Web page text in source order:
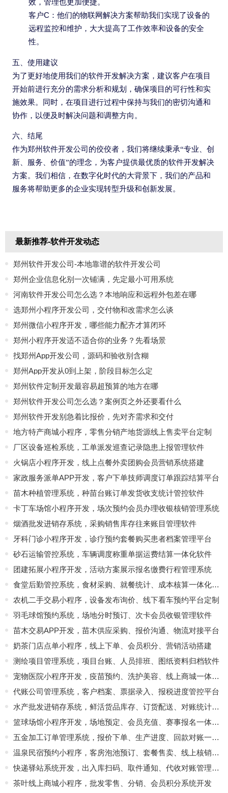
效，管理也更加便捷。
客户C：他们的物联网解决方案帮助我们实现了设备的
远程监控和维护，大大提高了工作效率和设备的安全
性。
五、使用建议
为了更好地使用我们的软件开发解决方案，建议客户在项目
开始前进行充分的需求分析和规划，确保项目的可行性和实
施效果。同时，在项目进行过程中保持与我们的密切沟通和
协作，以便及时解决问题和调整方向。
六、结尾
作为郑州软件开发公司的佼佼者，我们将继续秉承“专业、创
新、服务、价值”的理念，为客户提供最优质的软件开发解决
方案。我们相信，在数字化时代的大背景下，我们的产品和
服务将帮助更多的企业实现转型升级和创新发展。
最新推荐-软件开发动态
郑州软件开发公司-本地靠谱的软件开发公司
郑州企业信息化别一次铺满，先定最小可用系统
河南软件开发公司怎么选？本地响应和远程外包差在哪
选郑州小程序开发公司，交付物和改需求怎么谈
郑州微信小程序开发，哪些能力配齐才算闭环
郑州小程序开发适不适合你的业务？先看场景
找郑州App开发公司，源码和验收别含糊
郑州App开发从0到上架，阶段目标怎么定
郑州软件定制开发最容易超预算的地方在哪
郑州软件开发公司怎么选？案例页之外还要看什么
郑州软件开发别急着比报价，先对齐需求和交付
地方特产商城小程序，零售分销产地货源线上售卖平台定制
厂区设备巡检系统，工单派发巡查记录隐患上报管理软件
火锅店小程序开发，线上点餐外卖团购会员营销系统搭建
家政服务派单APP开发，客户下单技师调度订单跟踪结算平台
苗木种植管理系统，种苗台账订单发货收支统计管控软件
卡丁车场馆小程序开发，场次预约会员办理收银核销管理系统
烟酒批发进销存系统，采购销售库存往来账目管理软件
牙科门诊小程序开发，诊疗预约套餐购买患者档案管理平台
砂石运输管控系统，车辆调度称重单据运费结算一体化软件
团建拓展小程序开发，活动方案展示报名缴费行程管理系统
食堂后勤管控系统，食材采购、就餐统计、成本核算一体化软件
农机二手交易小程序，设备发布询价、线下看车预约平台定制
羽毛球馆预约系统，场地分时预订、次卡会员收银管理软件
苗木交易APP开发，苗木供应采购、报价沟通、物流对接平台
奶茶门店点单小程序，线上下单、会员积分、营销活动搭建
测绘项目管理系统，项目台账、人员排班、图纸资料归档软件
宠物医院小程序开发，疫苗预约、洗护美容、线上商城一体化平台
代账公司管理系统，客户档案、票据录入、报税进度管控平台
水产批发进销存系统，鲜活货品库存、订货配送、对账统计软件
篮球场馆小程序开发，场地预定、会员充值、赛事报名一体化管理系统
五金加工订单管理系统，报价下单、生产进度、回款对账一体化
温泉民宿预约小程序，客房泡池预订、套餐售卖、线上核销平台
快递驿站系统开发，出入库扫码、取件通知、代收对账管理软件
茶叶线上商城小程序，批发零售、分销、会员积分系统开发